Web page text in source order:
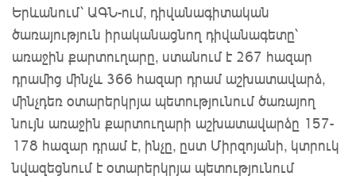
Երևանում՝ ԱԳՆ-ում, դիվանագիտական
ծառայություն իրականացնող դիվանագետը՝
առաջին քարտուղարը, ստանում է 267 հազար
դրամից մինչև 366 հազար դրամ աշխատավարձ,
մինչդեռ օտարերկրյա պետությունում ծառայող
նույն առաջին քարտուղարի աշխատավարձը 157-
178 հազար դրամ է, ինչը, ըստ Միրզոյանի, կտրուկ
նվազեցնում է օտարերկրյա պետությունում